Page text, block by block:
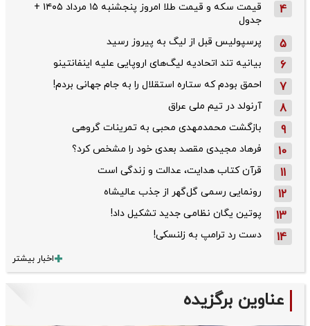
4
قیمت سکه و قیمت طلا امروز پنجشنبه ۱۵ مرداد ۱۴۰۵ +
جدول
5 پرسپولیس قبل از لیگ به پیروز رسید
6 بیانیه تند اتحادیه لیگ‌های اروپایی علیه اینفانتینو
7 احمق بودم که ستاره استقلال را به جام جهانی بردم!
8 آرنولد در تیم ملی عراق
9 بازگشت محمدمهدی محبی به تمرینات گروهی
10 فرهاد مجیدی مقصد بعدی خود را مشخص کرد؟
11 قرآن کتاب هدایت، عدالت و زندگی است
12 رونمایی رسمی گل‌گهر از جذب عالیشاه
13 پوتین یگان نظامی جدید تشکیل داد!
14 دست رد ترامپ به زلنسکی!
اخبار بیشتر
عناوین برگزیده